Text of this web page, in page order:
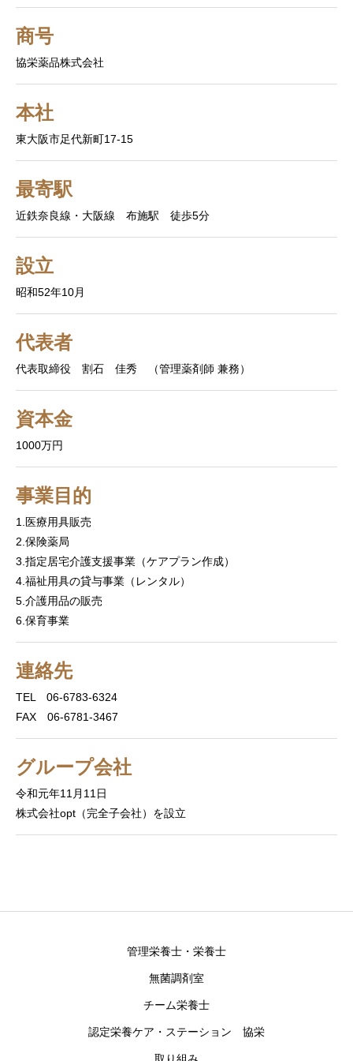
商号
協栄薬品株式会社
本社
東大阪市足代新町17-15
最寄駅
近鉄奈良線・大阪線 布施駅 徒歩5分
設立
昭和52年10月
代表者
代表取締役 割石 佳秀 （管理薬剤師 兼務）
資本金
1000万円
事業目的
1.医療用具販売
2.保険薬局
3.指定居宅介護支援事業（ケアプラン作成）
4.福祉用具の貸与事業（レンタル）
5.介護用品の販売
6.保育事業
連絡先
TEL 06-6783-6324
FAX 06-6781-3467
グループ会社
令和元年11月11日
株式会社opt（完全子会社）を設立
管理栄養士・栄養士
無菌調剤室
チーム栄養士
認定栄養ケア・ステーション 協栄